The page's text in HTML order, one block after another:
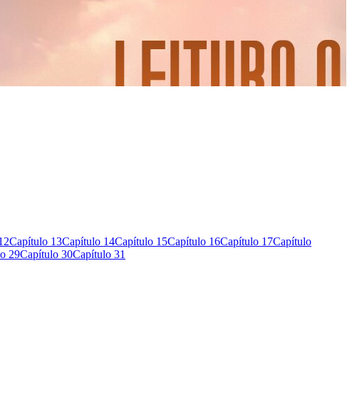
Capítulo 13Capítulo 14Capítulo 15Capítulo 16Capítulo 17Capítulo
29Capítulo 30Capítulo 31